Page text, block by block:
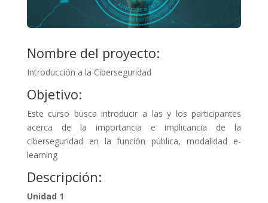
Nombre del proyecto:
Introducción a la Ciberseguridad
Objetivo:
Este curso busca introducir a las y los participantes
acerca de la importancia e implicancia de la
ciberseguridad en la función pública, modalidad e-
learning
Descripción:
Unidad 1